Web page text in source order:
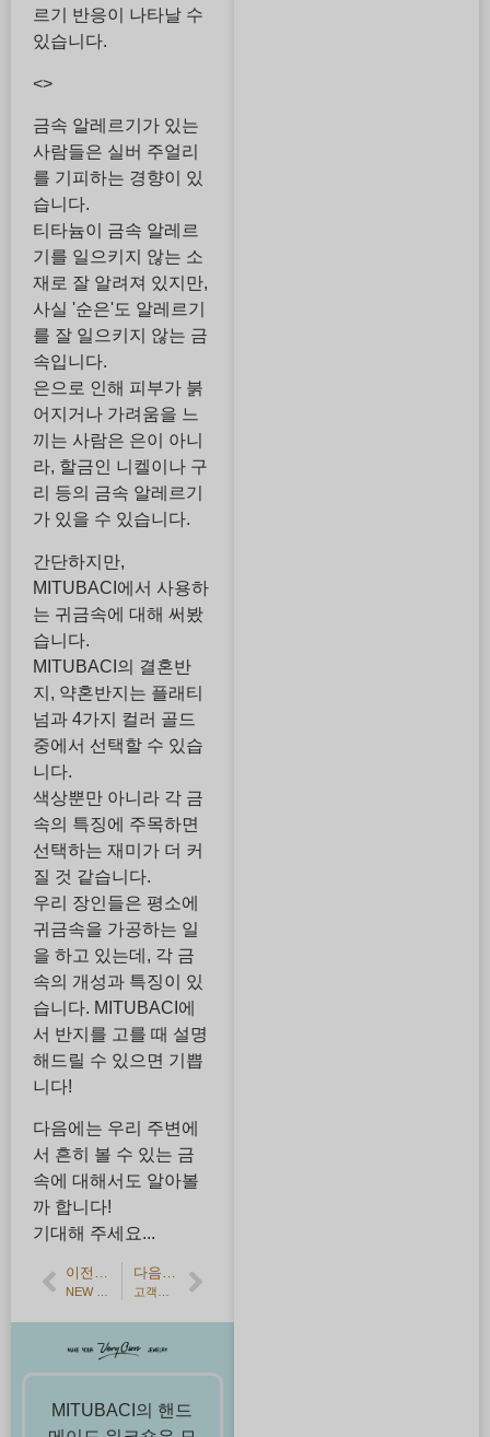
르기 반응이 나타날 수
있습니다.
<>
금속 알레르기가 있는
사람들은 실버 주얼리
를 기피하는 경향이 있
습니다.
티타늄이 금속 알레르
기를 일으키지 않는 소
재로 잘 알려져 있지만,
사실 '순은'도 알레르기
를 잘 일으키지 않는 금
속입니다.
은으로 인해 피부가 붉
어지거나 가려움을 느
끼는 사람은 은이 아니
라, 할금인 니켈이나 구
리 등의 금속 알레르기
가 있을 수 있습니다.
간단하지만,
MITUBACI에서 사용하
는 귀금속에 대해 써봤
습니다.
MITUBACI의 결혼반
지, 약혼반지는 플래티
넘과 4가지 컬러 골드
중에서 선택할 수 있습
니다.
색상뿐만 아니라 각 금
속의 특징에 주목하면
선택하는 재미가 더 커
질 것 같습니다.
우리 장인들은 평소에
귀금속을 가공하는 일
을 하고 있는데, 각 금
속의 개성과 특징이 있
습니다. MITUBACI에
서 반지를 고를 때 설명
해드릴 수 있으면 기쁩
니다!
다음에는 우리 주변에
서 흔히 볼 수 있는 금
속에 대해서도 알아볼
까 합니다!
기대해 주세요...
이전 기사 다음 기사
MITUBACI의 핸드